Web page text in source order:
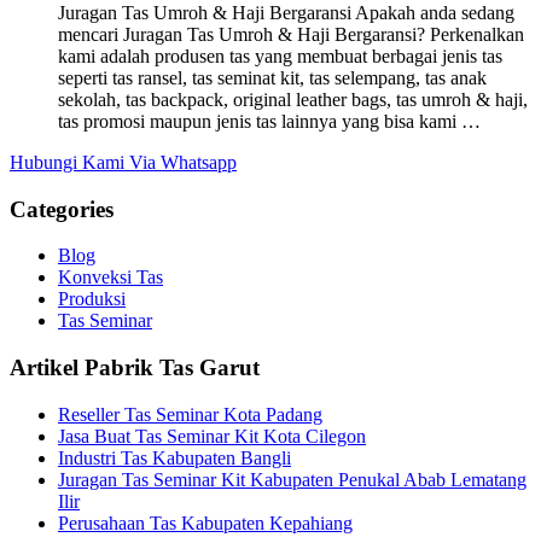
Juragan Tas Umroh & Haji Bergaransi Apakah anda sedang
mencari Juragan Tas Umroh & Haji Bergaransi? Perkenalkan
kami adalah produsen tas yang membuat berbagai jenis tas
seperti tas ransel, tas seminat kit, tas selempang, tas anak
sekolah, tas backpack, original leather bags, tas umroh & haji,
tas promosi maupun jenis tas lainnya yang bisa kami …
Hubungi Kami Via Whatsapp
Categories
Blog
Konveksi Tas
Produksi
Tas Seminar
Artikel Pabrik Tas Garut
Reseller Tas Seminar Kota Padang
Jasa Buat Tas Seminar Kit Kota Cilegon
Industri Tas Kabupaten Bangli
Juragan Tas Seminar Kit Kabupaten Penukal Abab Lematang
Ilir
Perusahaan Tas Kabupaten Kepahiang